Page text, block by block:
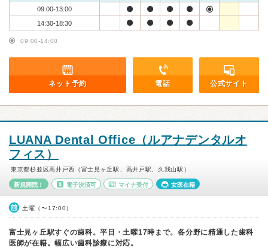
09:00-13:00
14:30-18:30
09:00-14:00
ネット予約 電話 公式サイト
LUANA Dental Office（ルアナデンタルオ
フィス）
東京都杉並区高井戸西（富士見ヶ丘駅、高井戸駅、久我山駅）
新規開院！ 電子決済可 マイナ受付 女医在籍
土曜（〜17:00）
富士見ヶ丘駅すぐの歯科。平日・土曜17時まで。各分野に精通した歯科
医師が在籍。幅広い歯科診療に対応。